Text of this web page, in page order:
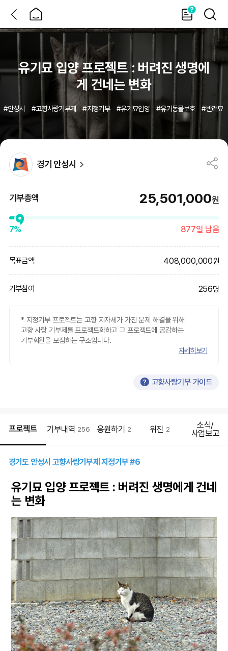
홈
가
이
검
색
MO
유기묘 입양 프로젝트 : 버려진 생명에
게 건네는 변화
#안성시 #고향사랑기부제 #지정기부 #유기묘입양 #유기동물보호 #반려묘
경기 안성시
기부총액 25,501,000원
7% 877일 남음
목표금액 408,000,000원
기부참여 256명
* 지정기부 프로젝트는 고향 지자체가 가진 문제 해결을 위해
고향 사랑 기부제를 프로젝트화하고 그 프로젝트에 공감하는
기부회원을 모집하는 구조입니다.
자세히보기
고향사랑기부 가이드
프로젝트 기부내역 256 응원하기 2 위진 2
소식/
사업보고
경기도 안성시 고향사랑기부제 지정기부 #6
유기묘 입양 프로젝트 : 버려진 생명에게 건네
는 변화